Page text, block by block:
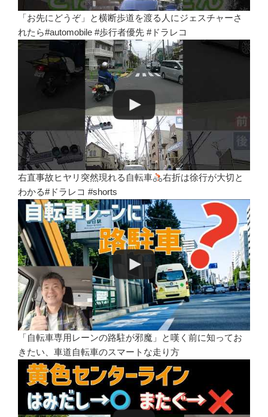
「お先にどうぞ」と横断歩道を渡る人にジェスチャーさ
れたら#automobile #歩行者優先 #ドラレコ
右直事故ヒヤリ突然現れる自転車
右折は徐行が大切と
わかる#ドラレコ #shorts
「自転車専用レーンの路駐が邪魔」と嘆く前に知ってお
きたい、車道自転車のスマートな走り方